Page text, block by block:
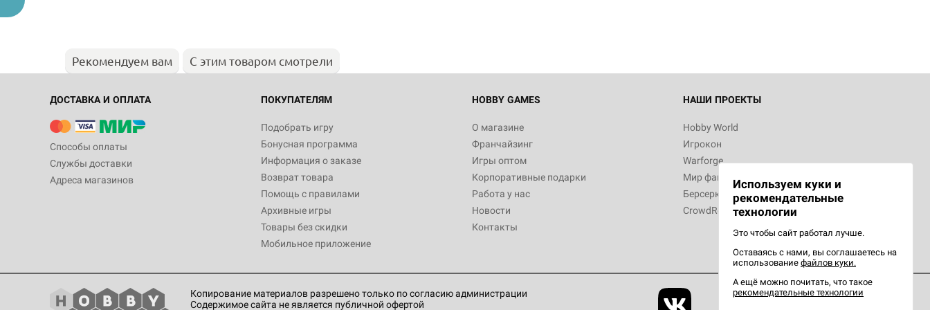
Рекомендуем вам С этим товаром смотрели
ДОСТАВКА И ОПЛАТА
Способы оплаты
Службы доставки
Адреса магазинов
ПОКУПАТЕЛЯМ
Подобрать игру
Бонусная программа
Информация о заказе
Возврат товара
Помощь с правилами
Архивные игры
Товары без скидки
Мобильное приложение
HOBBY GAMES
О магазине
Франчайзинг
Игры оптом
Корпоративные подарки
Работа у нас
Новости
Контакты
НАШИ ПРОЕКТЫ
Hobby World
Игрокон
Warforge
Мир фантастики
Берсерк
CrowdRepublic
Копирование материалов разрешено только по согласию администрации
Содержимое сайта не является публичной офертой
Используем куки и
рекомендательные
технологии
Это чтобы сайт работал лучше.
Оставаясь с нами, вы соглашаетесь на
использование файлов куки.
А ещё можно почитать, что такое
рекомендательные технологии
империи: Боевая тревога
799
Настольная игра Hobby World Сумерки
империи. Четвёртая редакция: Грозовой
Рубеж
12 990